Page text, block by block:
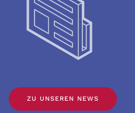
ZU UNSEREN NEWS